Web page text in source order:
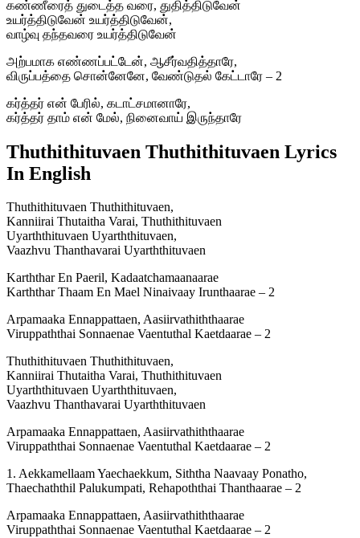
கண்ணீரைத் துடைத்த வரை, துதித்திடுவேன்
உயர்த்திடுவேன் உயர்த்திடுவேன்,
வாழ்வு தந்தவரை உயர்த்திடுவேன்
அற்பமாக எண்ணப்பட்டேன், ஆசீர்வதித்தாரே,
விருப்பத்தை சொன்னேனே, வேண்டுதல் கேட்டாரே – 2
கர்த்தர் என் பேரில், கடாட்சமானாரே,
கர்த்தர் தாம் என் மேல், நினைவாய் இருந்தாரே
Thuthithituvaen Thuthithituvaen Lyrics
In English
Thuthithituvaen Thuthithituvaen,
Kanniirai Thutaitha Varai, Thuthithituvaen
Uyarththituvaen Uyarththituvaen,
Vaazhvu Thanthavarai Uyarththituvaen
Karththar En Paeril, Kadaatchamaanaarae
Karththar Thaam En Mael Ninaivaay Irunthaarae – 2
Arpamaaka Ennappattaen, Aasiirvathiththaarae
Viruppaththai Sonnaenae Vaentuthal Kaetdaarae – 2
Thuthithituvaen Thuthithituvaen,
Kanniirai Thutaitha Varai, Thuthithituvaen
Uyarththituvaen Uyarththituvaen,
Vaazhvu Thanthavarai Uyarththituvaen
Arpamaaka Ennappattaen, Aasiirvathiththaarae
Viruppaththai Sonnaenae Vaentuthal Kaetdaarae – 2
1. Aekkamellaam Yaechaekkum, Siththa Naavaay Ponatho,
Thaechaththil Palukumpati, Rehapoththai Thanthaarae – 2
Arpamaaka Ennappattaen, Aasiirvathiththaarae
Viruppaththai Sonnaenae Vaentuthal Kaetdaarae – 2